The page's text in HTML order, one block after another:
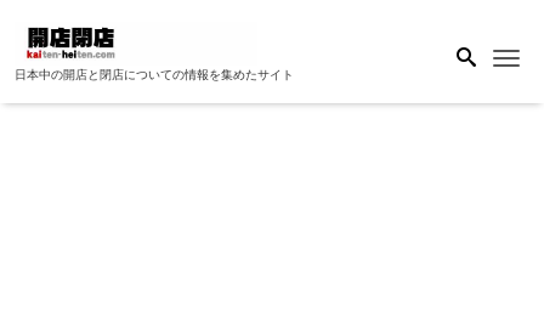
日本中の開店と閉店についての情報を集めたサイト